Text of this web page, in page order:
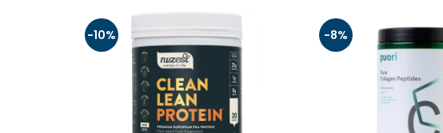
-10% -8%